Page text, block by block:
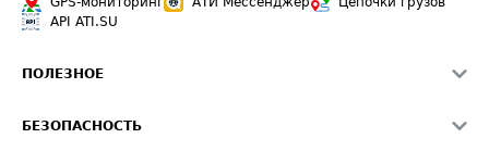
API ATI.SU
ПОЛЕЗНОЕ
БЕЗОПАСНОСТЬ